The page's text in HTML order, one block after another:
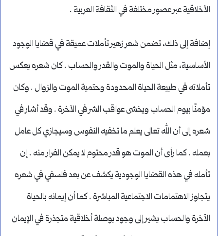
الأخلاقية عبر عصور مختلفة في الثقافة العربية .
إضافة إلى ذلك، تضمن شعر زهير تأملات عميقة في قضايا الوجود
الأساسية، مثل الحياة والموت والقدر والحساب . كان شعره يعكس
تأملاته في طبيعة الحياة المحدودة وحتمية الموت والزوال . وكان
مؤمنًا بيوم الحساب ويخشى عواقب الشر في الآخرة . وقد أشار في
شعره إلى أن الله تعالى يعلم ما تخفيه النفوس وسيجازي كل عامل
بعمله . كما رأى أن الموت هو قدر محتوم لا يمكن الفرار منه . إن
تأمله في هذه القضايا الوجودية يكشف عن بعد فلسفي في شعره
يتجاوز الاهتمامات الاجتماعية المباشرة . كما أن إيمانه بالحياة
الآخرة والحساب يشير إلى وجود بوصلة أخلاقية متجذرة في الإيمان